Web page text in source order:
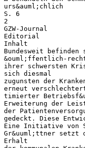
urs&auml;chlich
S. 6
2
GZW-Journal
Editorial
Inhalt
Bundesweit befinden
&ouml;ffentlich-
ihrer schwersten
sich diesmal
zugunsten der
erneut
timierter
Erweiterung der
der
gedeckt. Diese
Eine Initiative von
Gr&uuml;ttner setzt
Erhalt